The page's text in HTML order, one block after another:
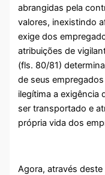
abrangidas pela
valores, inexistindo
exige dos
atribuições de
(fls. 80/81)
de seus
ilegítima a exigência
ser transportado e
própria vida dos
Agora, através